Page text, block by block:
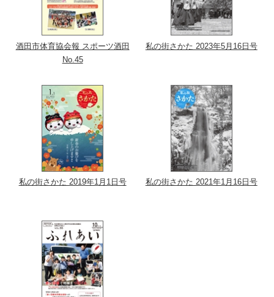
酒田市体育協会報 スポーツ酒田
No.45
私の街さかた 2023年5月16日号
私の街さかた 2019年1月1日号 私の街さかた 2021年1月16日号